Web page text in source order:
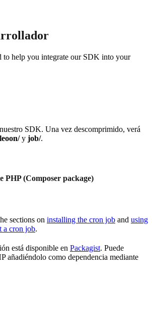
to help you integrate our SDK into your
SDK. Una vez descomprimido, verá
y job/.
PHP (Composer package)
sections on installing the cron job and using
a cron job.
está disponible en Packagist. Puede
añadiéndolo como dependencia mediante